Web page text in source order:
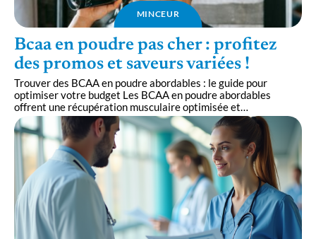
MINCEUR
Bcaa en poudre pas cher : profitez
des promos et saveurs variées !
Trouver des BCAA en poudre abordables : le guide pour
optimiser votre budget Les BCAA en poudre abordables
offrent une récupération musculaire optimisée et…